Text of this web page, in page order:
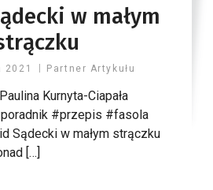
w małym
2021 Partner Artykułu
Kurnyta-Ciapała
#przepis #fasola
Sądecki w małym strączku
[…]